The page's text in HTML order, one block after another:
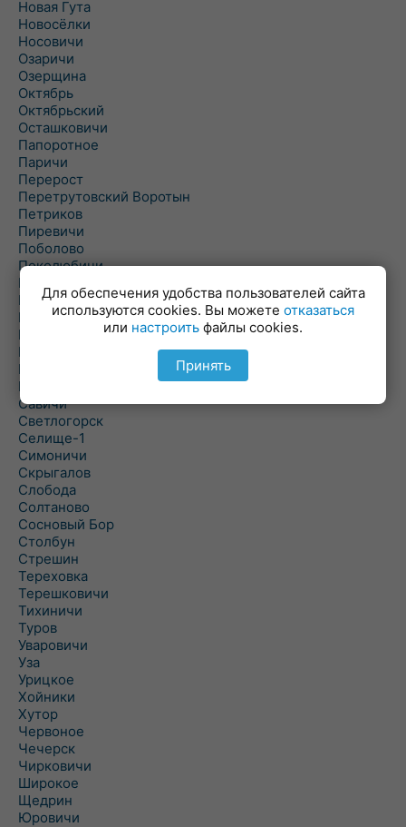
Новая Гута
Новосёлки
Носовичи
Озаричи
Озерщина
Октябрь
Октябрьский
Осташковичи
Папоротное
Паричи
Перерост
Перетрутовский Воротын
Петриков
Пиревичи
Поболово
Поколюбичи
Полесье
Птичь
Речица
Ровенская Слобода
Рогачев
Рогинь
Рудня
Савичи
Светлогорск
Селище-1
Симоничи
Скрыгалов
Слобода
Солтаново
Сосновый Бор
Столбун
Стрешин
Тереховка
Терешковичи
Тихиничи
Туров
Уваровичи
Уза
Урицкое
Хойники
Хутор
Червоное
Чечерск
Чирковичи
Широкое
Щедрин
Юровичи
Для обеспечения удобства пользователей сайта
используются cookies. Вы можете отказаться
или настроить файлы cookies.
Принять